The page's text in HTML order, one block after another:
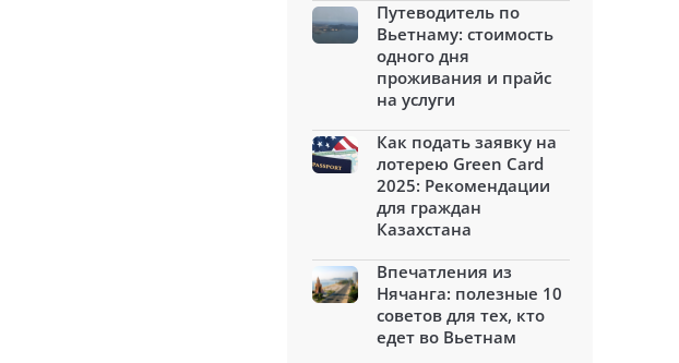
Путеводитель по
Вьетнаму: стоимость
одного дня
проживания и прайс
на услуги
Как подать заявку на
лотерею Green Card
2025: Рекомендации
для граждан
Казахстана
Впечатления из
Нячанга: полезные 10
советов для тех, кто
едет во Вьетнам